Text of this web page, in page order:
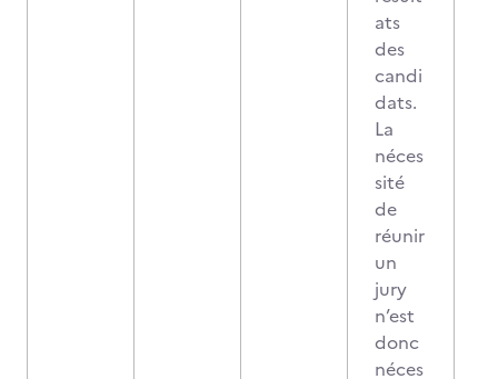
ats
des
candi
dats.
La
néces
sité
de
réunir
un
jury
n’est
donc
néces